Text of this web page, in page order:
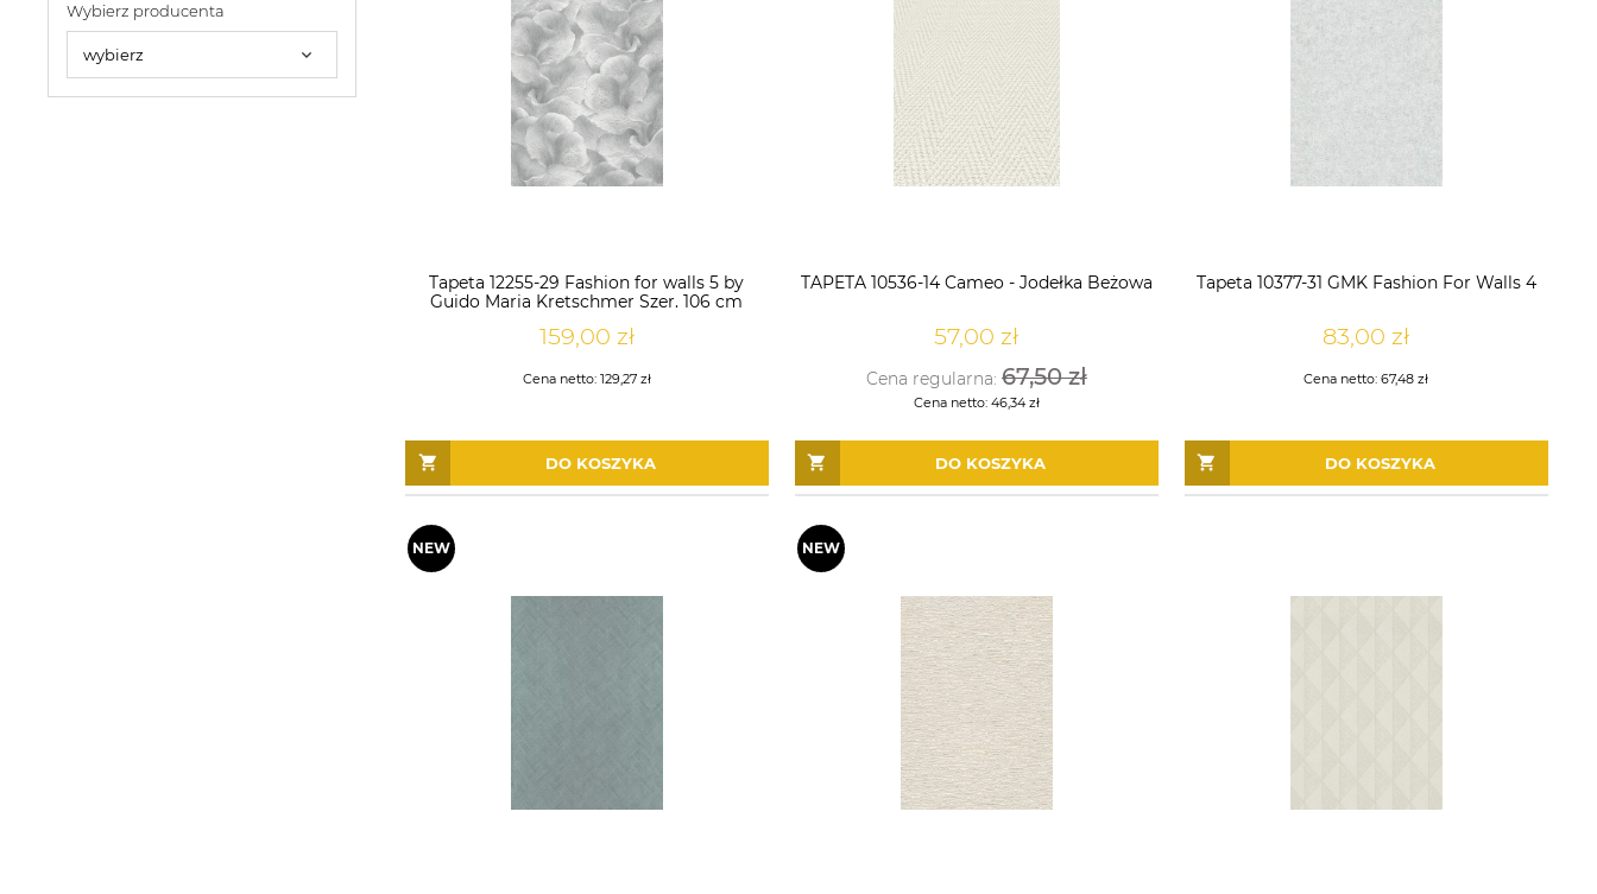
Wybierz producenta
Tapeta 12255-29 Fashion for walls 5 by
Guido Maria Kretschmer Szer. 106 cm
159,00 zł
Cena netto: 129,27 zł
DO KOSZYKA
TAPETA 10536-14 Cameo - Jodełka Beżowa
57,00 zł
Cena regularna: 67,50 zł
Cena netto: 46,34 zł
DO KOSZYKA
Tapeta 10377-31 GMK Fashion For Walls 4
83,00 zł
Cena netto:67,48 zł
DO KOSZYKA